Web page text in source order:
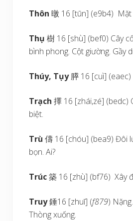
Thôn暾 16 [tūn] (e9b4) Mặt
Thụ樹 16 [shù] (bef0) Cây
bình phong. Cột giường. Gầy
Thúy, Tụy膵 16 [cuì] (eaec)
Trạch擇 16 [zhái,zé] (bedc)
biệt.
Trù儔 16 [chóu] (bea9) Đôi
bọn. Ai?
Trúc築 16 [zhù] (bf76) Xây
Truy錘16 [zhuī] (f879)
Thòng xuống.